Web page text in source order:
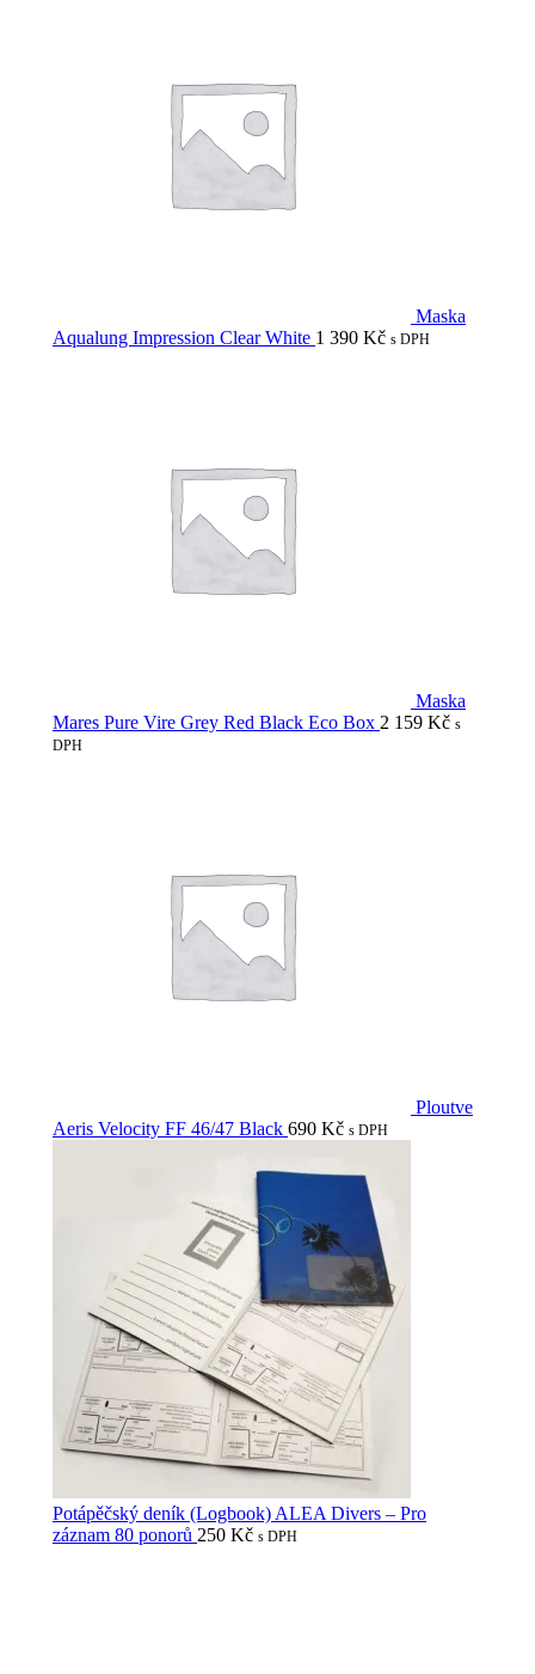
Maska
Aqualung Impression Clear White 1 390 Kč s DPH
Maska
Mares Pure Vire Grey Red Black Eco Box 2 159 Kč s
DPH
Ploutve
Aeris Velocity FF 46/47 Black 690 Kč s DPH
Potápěčský deník (Logbook) ALEA Divers – Pro
záznam 80 ponorů 250 Kč s DPH